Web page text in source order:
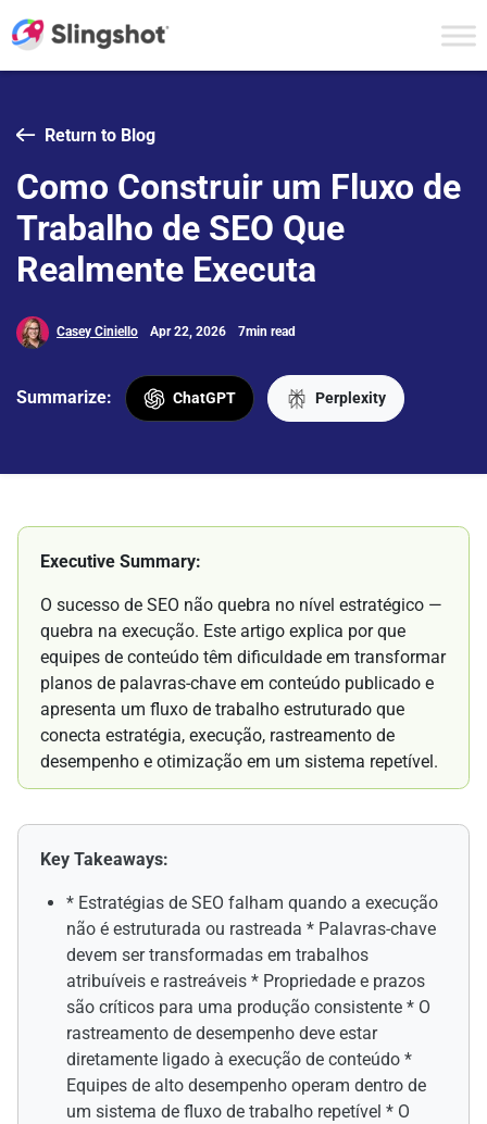
Return to Blog
Como Construir um Fluxo de
Trabalho de SEO Que
Realmente Executa
Casey Ciniello Apr 22, 2026 7min read
Summarize: ChatGPT Perplexity
Executive Summary:
O sucesso de SEO não quebra no nível estratégico —
quebra na execução. Este artigo explica por que
equipes de conteúdo têm dificuldade em transformar
planos de palavras-chave em conteúdo publicado e
apresenta um fluxo de trabalho estruturado que
conecta estratégia, execução, rastreamento de
desempenho e otimização em um sistema repetível.
Key Takeaways:
* Estratégias de SEO falham quando a execução
não é estruturada ou rastreada * Palavras-chave
devem ser transformadas em trabalhos
atribuíveis e rastreáveis * Propriedade e prazos
são críticos para uma produção consistente * O
rastreamento de desempenho deve estar
diretamente ligado à execução de conteúdo *
Equipes de alto desempenho operam dentro de
um sistema de fluxo de trabalho repetível * O